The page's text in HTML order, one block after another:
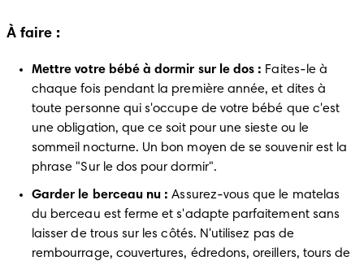
À faire :
Mettre votre bébé à dormir sur le dos : Faites-le à
chaque fois pendant la première année, et dites à
toute personne qui s'occupe de votre bébé que c'est
une obligation, que ce soit pour une sieste ou le
sommeil nocturne. Un bon moyen de se souvenir est la
phrase "Sur le dos pour dormir".
Garder le berceau nu : Assurez-vous que le matelas
du berceau est ferme et s'adapte parfaitement sans
laisser de trous sur les côtés. N'utilisez pas de
rembourrage, couvertures, édredons, oreillers, tours de